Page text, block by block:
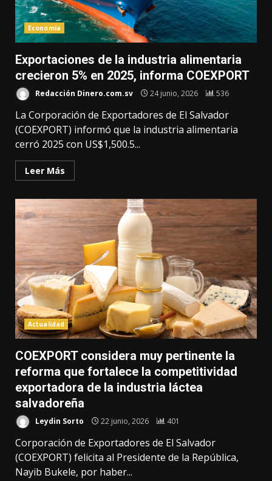
Economía
Exportaciones de la industria alimentaria
crecieron 5% en 2025, informa COEXPORT
Redacción Dinero.com.sv 24 junio, 2026 536
La Corporación de Exportadores de El Salvador
(COEXPORT) informó que la industria alimentaria
cerró 2025 con US$1,500.5...
Leer Más
Actualidad
COEXPORT considera muy pertinente la
reforma que fortalece la competitividad
exportadora de la industria láctea
salvadoreña
Leydin Sorto 22 junio, 2026 401
Corporación de Exportadores de El Salvador
(COEXPORT) felicita al Presidente de la República,
Nayib Bukele, por haber...